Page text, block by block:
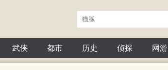
武侠 都市 历史 侦探 网游